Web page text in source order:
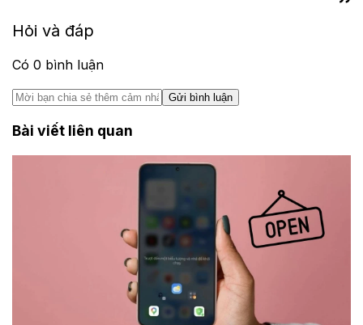
Hỏi và đáp
Có 0 bình luận
Gửi bình luận
Bài viết liên quan